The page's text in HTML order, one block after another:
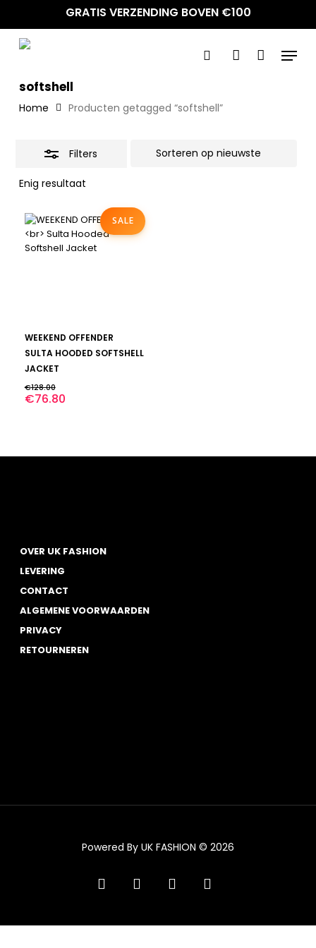
content
GRATIS VERZENDING BOVEN €100
search account
Menu
softshell
Home Producten getagged “softshell”
Filters
Enig resultaat
Close
SALE
BEKIJK
product
heeft
meerdere
variaties.
Deze
WEEKEND OFFENDER
SULTA HOODED SOFTSHELL
JACKET
€128.00
€76.80
OVER UK FASHION
LEVERING
CONTACT
ALGEMENE VOORWAARDEN
PRIVACY
RETOURNEREN
Powered By UK FASHION © 2026
facebookinstagramtiktok trustpilot